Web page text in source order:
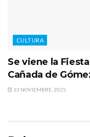
CULTURA
Se viene la
Cañada de
13 NOVIEMBRE, 2025